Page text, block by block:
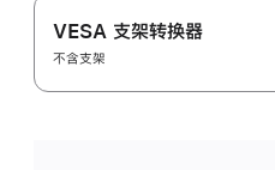
VESA 支架转换器
不含支架